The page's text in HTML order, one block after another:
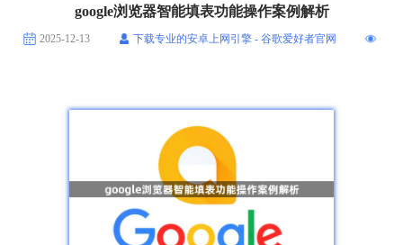
google浏览器智能填表功能操作案例解析
2025-12-13 下载专业的安卓上网引擎 - 谷歌爱好者官网